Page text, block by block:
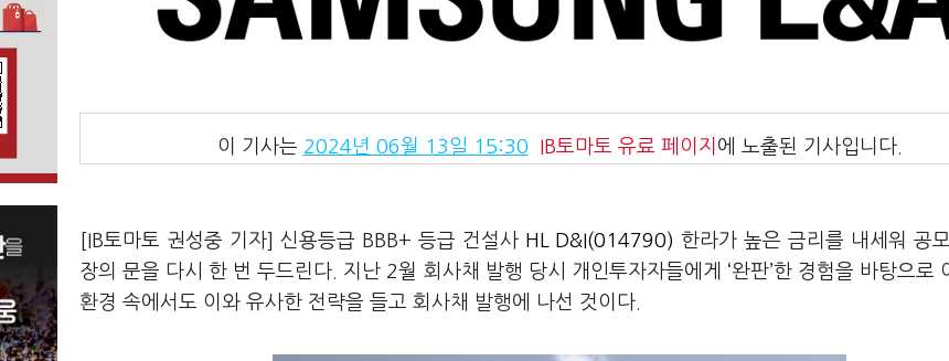
이 기사는 2024년 06월 13일 15:30 IB토마토 유료 페이지 에 노출된 기사입니다.
[IB토마토 권성중 기자] 신용등급 BBB+ 등급 건설사 HL D&I(014790) 한라가 높은 금리를 내세워 공
장의 문을 다시 한 번 두드린다. 지난 2월 회사채 발행 당시 개인투자자들에게 ‘완판’한 경험을 바탕으로
환경 속에서도 이와 유사한 전략을 들고 회사채 발행에 나선 것이다.